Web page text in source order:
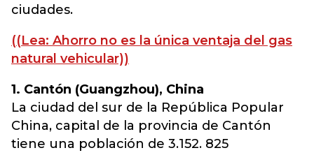
ciudades.
((Lea: Ahorro no es la única ventaja del gas
natural vehicular))
1. Cantón (Guangzhou), China
La ciudad del sur de la República Popular
China, capital de la provincia de Cantón
tiene una población de 3.152. 825